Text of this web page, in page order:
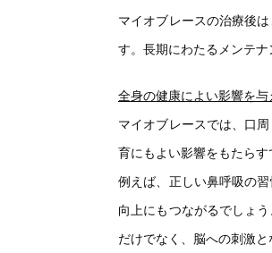
マイオブレースの治療後
す。長期にわたるメンテ
全身の健康によい影響を与
マイオブレースでは、口
育にもよい影響をもたらす
例えば、正しい鼻呼吸の
向上にもつながるでしょ
だけでなく、脳への刺激と